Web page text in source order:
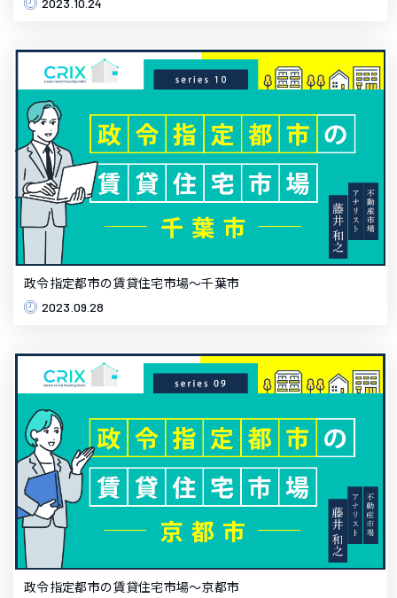
政令指定都市の賃貸住宅市場～千葉市
2023.09.28
政令指定都市の賃貸住宅市場～京都市